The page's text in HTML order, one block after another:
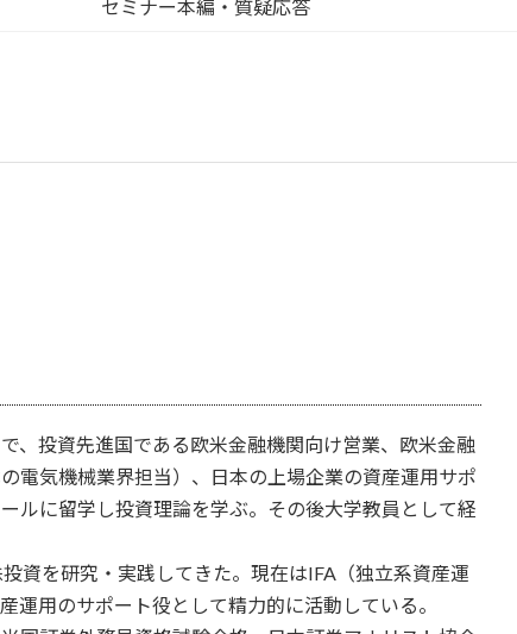
セミナー本編・質疑応答
、投資先進国である欧米金融機関向け営業、欧米金融
電気機械業界担当）、日本の上場企業の資産運用サポ
ルに留学し投資理論を学ぶ。その後大学教員として経
資を研究・実践してきた。現在はIFA（独立系資産運
運用のサポート役として精力的に活動している。